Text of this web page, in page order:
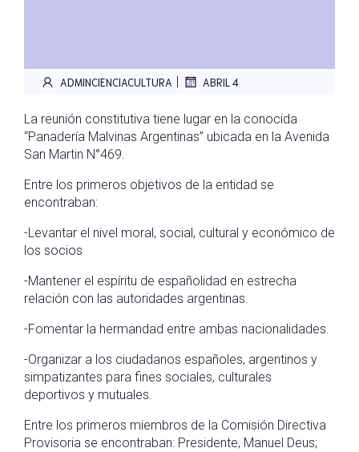
ADMINCIENCIACULTURA | ABRIL 4
La reunión constitutiva tiene lugar en la conocida
“Panadería Malvinas Argentinas” ubicada en la Avenida
San Martin N°469.
Entre los primeros objetivos de la entidad se
encontraban:
-Levantar el nivel moral, social, cultural y económico de
los socios
-Mantener el espíritu de españolidad en estrecha
relación con las autoridades argentinas.
-Fomentar la hermandad entre ambas nacionalidades.
-Organizar a los ciudadanos españoles, argentinos y
simpatizantes para fines sociales, culturales
deportivos y mutuales.
Entre los primeros miembros de la Comisión Directiva
Provisoria se encontraban: Presidente, Manuel Deus;